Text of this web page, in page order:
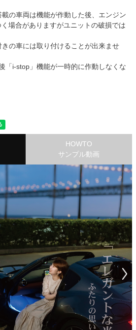
の車両は機能が作動した後、エンジン
場合がありますがユニットの破損では
の車には取り付けることが出来ませ
「i-stop」機能が一時的に作動しなくな
HOWTO
サンプル動画